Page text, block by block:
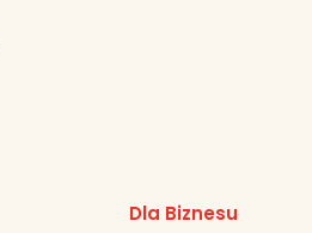
Dla Biznesu